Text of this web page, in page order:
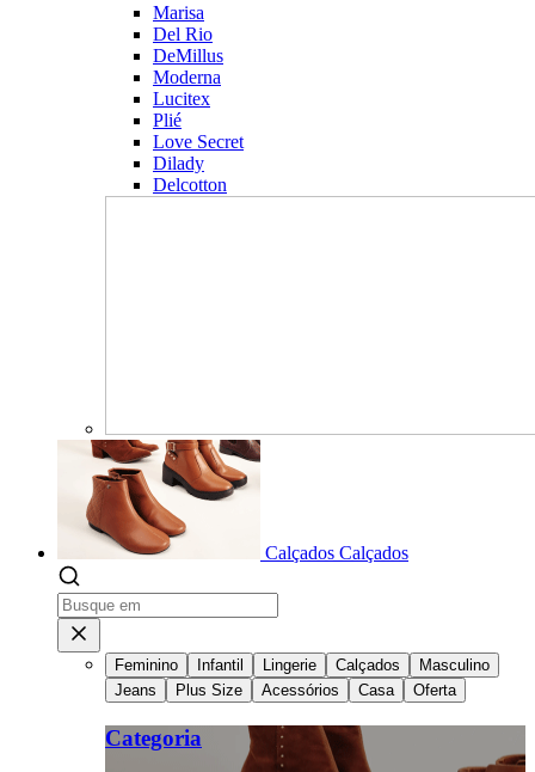
Marisa
Del Rio
DeMillus
Moderna
Lucitex
Plié
Love Secret
Dilady
Delcotton
Calçados Calçados
Feminino Infantil Lingerie Calçados
Masculino
Jeans
Plus Size Acessórios Casa Oferta
Categoria